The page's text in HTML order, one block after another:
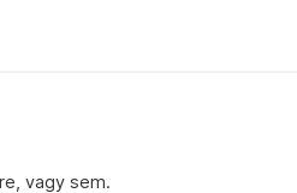
vagy sem.